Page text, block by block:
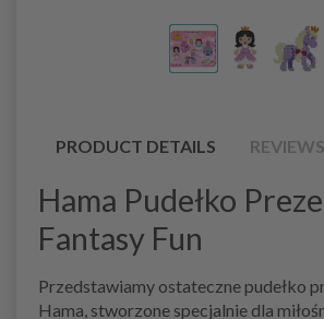
PRODUCT DETAILS REVIEWS
Hama Pudełko
Fantasy Fun
Przedstawiamy ostateczne pudełko
Hama, stworzone specjalnie dla